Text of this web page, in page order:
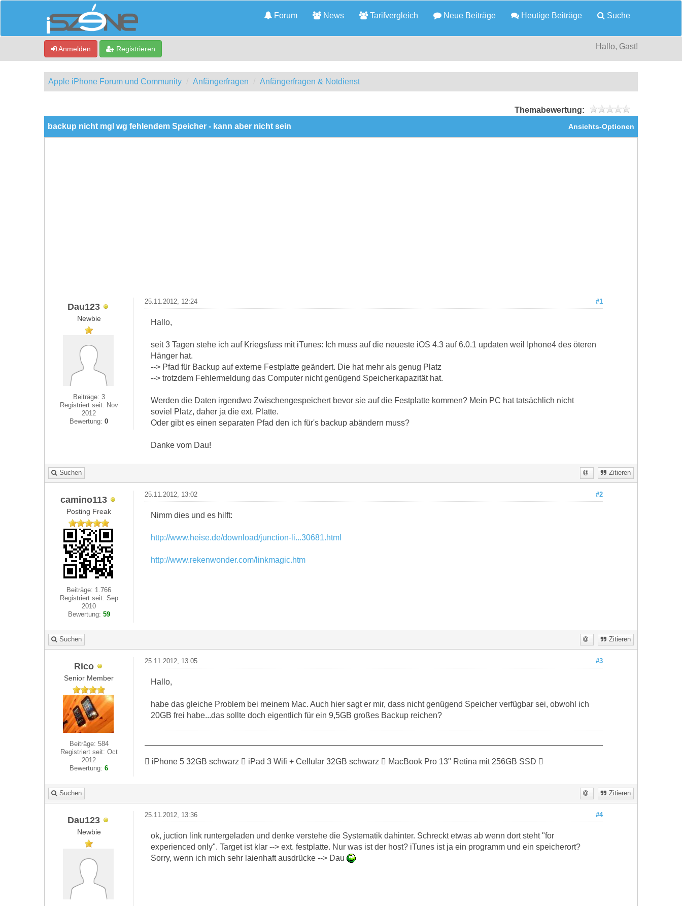
Forum News Tarifvergleich Neue Beiträge Heutige Beiträge Suche
Anmelden Registrieren Hallo, Gast!
Apple iPhone Forum und Community Anfängerfragen Anfängerfragen & Notdienst
Themabewertung:
Ansichts-Optionen
backup nicht mgl wg fehlendem Speicher - kann aber nicht sein
Dau123
Newbie
Beiträge: 3
Registriert seit: Nov
2012
Bewertung:0
#1
25.11.2012, 12:24
Hallo,
seit 3 Tagen stehe ich auf Kriegsfuss mit iTunes: Ich muss auf die neueste iOS 4.3 auf 6.0.1 updaten weil Iphone4 des öteren
Hänger hat.
--> Pfad für Backup auf externe Festplatte geändert. Die hat mehr als genug Platz
--> trotzdem Fehlermeldung das Computer nicht genügend Speicherkapazität hat.
Werden die Daten irgendwo Zwischengespeichert bevor sie auf die Festplatte kommen? Mein PC hat tatsächlich nicht
soviel Platz, daher ja die ext. Platte.
Oder gibt es einen separaten Pfad den ich für's backup abändern muss?
Danke vom Dau!
Suchen Zitieren
camino113
Posting Freak
Beiträge: 1.766
Registriert seit: Sep
2010
Bewertung: 59
#2
25.11.2012, 13:02
Nimm dies und es hilft:
http://www.heise.de/download/junction-li...30681.html
http://www.rekenwonder.com/linkmagic.htm
Suchen Zitieren
Rico
Senior Member
Beiträge: 584
Registriert seit: Oct
2012
Bewertung:6
#3
25.11.2012, 13:05
Hallo,
habe das gleiche Problem bei meinem Mac. Auch hier sagt er mir, dass nicht genügend Speicher verfügbar sei, obwohl ich
20GB frei habe...das sollte doch eigentlich für ein 9,5GB großes Backup reichen?
 iPhone 5 32GB schwarz  iPad 3 Wifi + Cellular 32GB schwarz  MacBook Pro 13" Retina mit 256GB SSD 
Suchen Zitieren
Dau123
Newbie
#4
25.11.2012, 13:36
ok, juction link runtergeladen und denke verstehe die Systematik dahinter. Schreckt etwas ab wenn dort steht "for
experienced only". Target ist klar --> ext. festplatte. Nur was ist der host? iTunes ist ja ein programm und ein speicherort?
Sorry, wenn ich mich sehr laienhaft ausdrücke --> Dau